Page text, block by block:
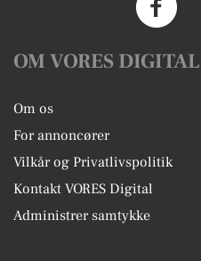
OM VORES DIGITAL
Om os
For annoncører
Vilkår og Privatlivspolitik
Kontakt VORES Digital
Administrer samtykke